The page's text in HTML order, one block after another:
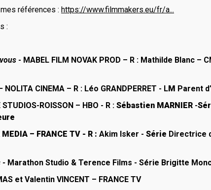
références : https://www.filmmakers.eu/fr/a...
:
- MABEL FILM NOVAK PROD – R : Mathilde Blanc –
NOLITA CINEMA – R : Léo GRANDPERRET - LM Parent
STUDIOS-ROISSON – HBO - R : Sébastien MARNIER -
– FRANCE TV - R : Akim Isker - Série Directrice
- Marathon Studio & Terence Films - Série Brigitte
et Valentin VINCENT – FRANCE TV
Nathalie participe
Nathalie participe